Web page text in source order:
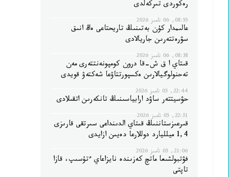
رەكوردى تىركەلدى
08:55, 06 تامىز 2026
عالىمدار كۇن بەتىنىڭ تاريحتاعى ەڭ انىق
سۋرەتتەرىن جاريالادى
08:38, 06 تامىز 2026
قىتاي ا ق ش-قا درون كومپونەنتتەرى مەن
تەحنولوگيالارىن ەكسپورتتاۋعا شەكتەۋ قويدى
22:44, 05 تامىز 2026
حۋسيتتەر ساۋد ارابياسىنىڭ تانكەرىن اتقىلادى
22:31, 05 تامىز 2026
قىرعىزستاننىڭ قىتاي الدىنداعى سىرتقى قارىزى
1,4 ميلليارد دوللارعا دەيىن ازايدى
21:06, 05 تامىز 2026
فۋتبولشىعا ماتچ كەزىندە نايزاعاي ءتۇسىپ، قازا
تاپتى